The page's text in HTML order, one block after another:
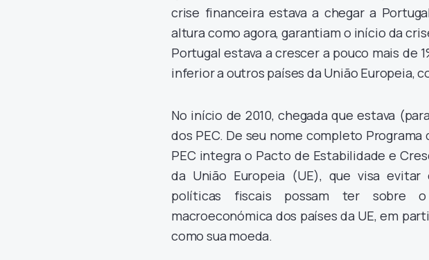
crise financeira estava a chegar a
altura como agora, garantiam o início da
Portugal estava a crescer a pouco mais de
inferior a outros países da União Europeia,
No início de 2010, chegada que estava
dos PEC. De seu nome completo
PEC integra o Pacto de Estabilidade e
da União Europeia (UE), que visa
políticas fiscais possam ter sobre
macroeconómica dos países da UE, em
como sua moeda.